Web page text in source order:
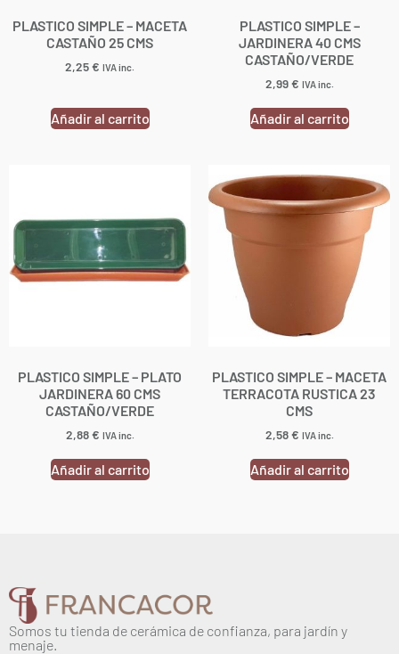
PLASTICO SIMPLE – MACETA
CASTAÑO 25 CMS
2,25€ IVA inc.
Añadir al carrito
PLASTICO SIMPLE –
JARDINERA 40 CMS
CASTAÑO/VERDE
2,99€ IVA inc.
Añadir al carrito
PLASTICO SIMPLE – PLATO
JARDINERA 60 CMS
CASTAÑO/VERDE
2,88€ IVA inc.
Añadir al carrito
PLASTICO SIMPLE – MACETA
TERRACOTA RUSTICA 23
CMS
2,58€ IVA inc.
Añadir al carrito
Somos tu tienda de cerámica de confianza, para jardín y
menaje.